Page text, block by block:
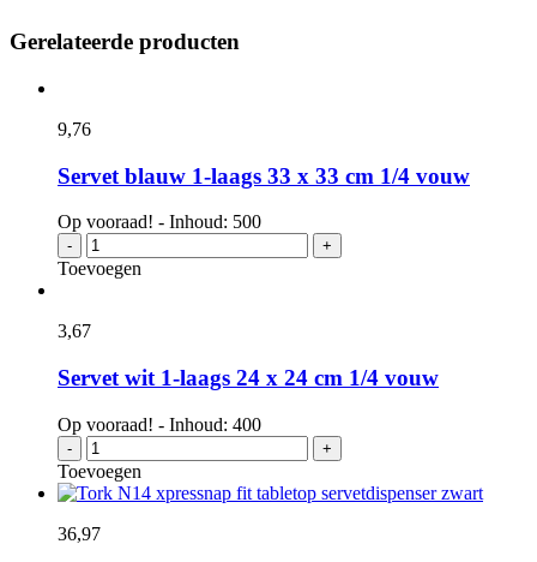
Gerelateerde producten
9,76
Servet blauw 1-laags 33 x 33 cm 1/4 vouw
Op vooraad! - Inhoud: 500
-
Servet
blauw
33
33
cm
vouw
aantal
+
Toevoegen
3,67
Servet wit 1-laags 24 x 24 cm 1/4 vouw
Op vooraad! - Inhoud: 400
-
Servet
wit
1-
24
+
Toevoegen
36,97